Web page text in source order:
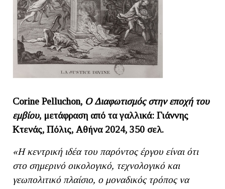
Corine Pelluchon, O Διαφωτισμός στην εποχή του
εμβίου, μετάφραση από τα γαλλικά: Γιάννης
Κτενάς, Πόλις, Αθήνα 2024, 350 σελ.
«Η κεντρική ιδέα του παρόντος έργου είναι ότι
στο σημερινό οικολογικό, τεχνολογικό και
γεωπολιτικό πλαίσιο, ο μοναδικός τρόπος να